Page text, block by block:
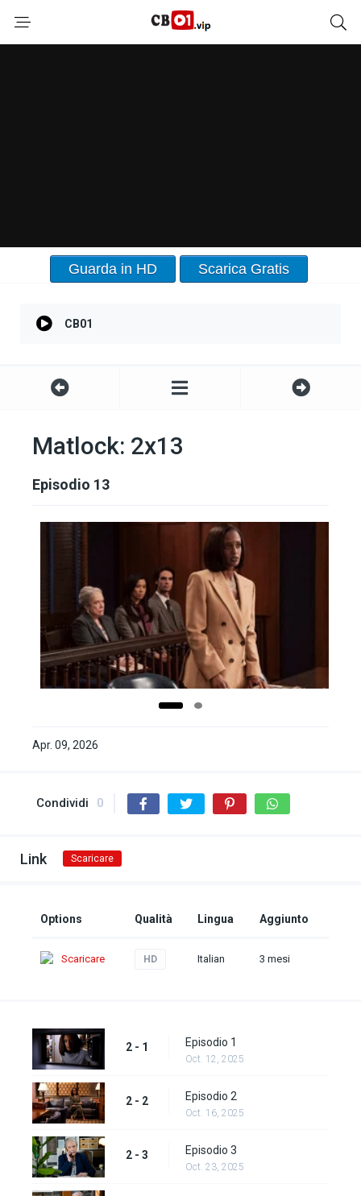
Guarda in HD Scarica Gratis
CB01
Matlock: 2x13
Episodio 13
Apr. 09, 2026
Condividi 0
Link Scaricare
Options Qualità Lingua Aggiunto
Scaricare HD Italian 3 mesi
2 - 1 Episodio 1
Oct. 12, 2025
2 - 2 Episodio 2
Oct. 16, 2025
2 - 3 Episodio 3
Oct. 23, 2025